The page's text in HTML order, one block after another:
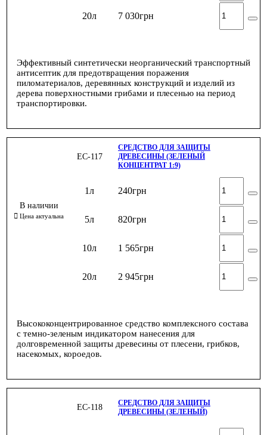
20л 7 030грн
Эффективный синтетически неорганический транспортный
антисептик для предотвращения поражения
пиломатериалов, деревянных конструкций и изделий из
дерева поверхностными грибами и плесенью на период
транспортировки.
ЕС-117
СРЕДСТВО ДЛЯ ЗАЩИТЫ
ДРЕВЕСИНЫ (ЗЕЛЕНЫЙ
КОНЦЕНТРАТ 1:9)
1л 240грн
5л 820грн
10л 1 565грн
20л 2 945грн
Высококонцентрированное средство комплексного состава
с темно-зеленым индикатором нанесения для
долговременной защиты древесины от плесени, грибков,
насекомых, короедов.
ЕС-118
СРЕДСТВО ДЛЯ ЗАЩИТЫ
ДРЕВЕСИНЫ (ЗЕЛЕНЫЙ)